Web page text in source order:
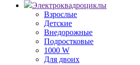
Электроквадроциклы
Взрослые
Детские
Внедорожные
Подростковые
1000 W
Для двоих